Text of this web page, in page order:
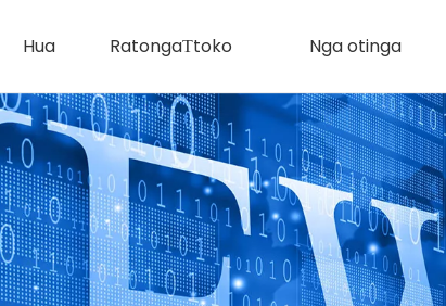
Hua RatongaΤtoko Nga otinga